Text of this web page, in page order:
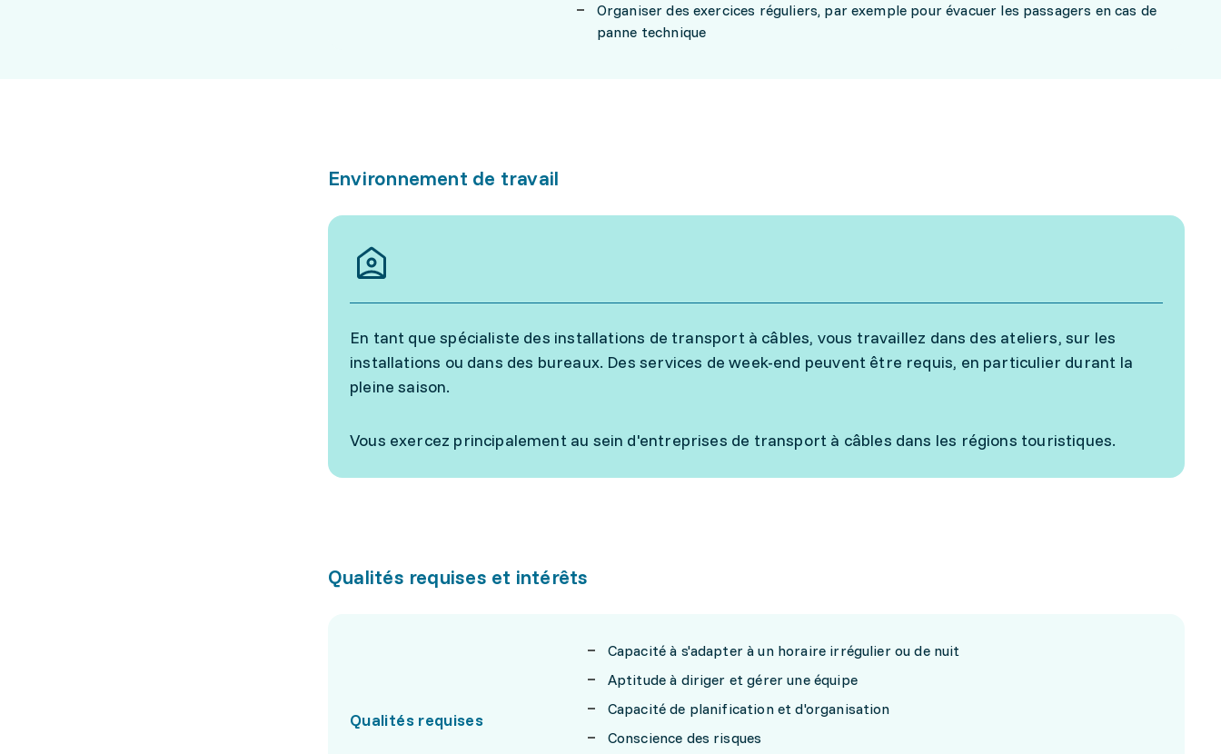
Organiser des exercices réguliers, par exemple pour évacuer les passagers en cas de
panne technique
Environnement de travail
En tant que spécialiste des installations de transport à câbles, vous travaillez dans des ateliers, sur les
installations ou dans des bureaux. Des services de week-end peuvent être requis, en particulier durant la
pleine saison.
Vous exercez principalement au sein d'entreprises de transport à câbles dans les régions touristiques.
Qualités requises et intérêts
Qualités requises
Capacité à s'adapter à un horaire irrégulier ou de nuit
Aptitude à diriger et gérer une équipe
Capacité de planification et d'organisation
Conscience des risques